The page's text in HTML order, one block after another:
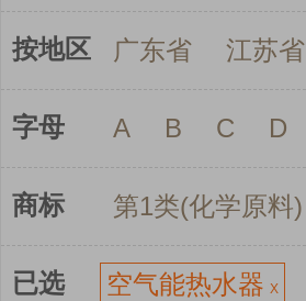
按地区 广东省 江苏省
字母 A B C D
商标 第1类(化学原料)
已选 空气能热水器 X